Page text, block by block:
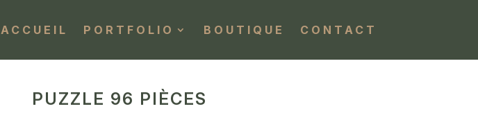
ACCUEIL PORTFOLIO BOUTIQUE CONTACT
PUZZLE 96 PIÈCES